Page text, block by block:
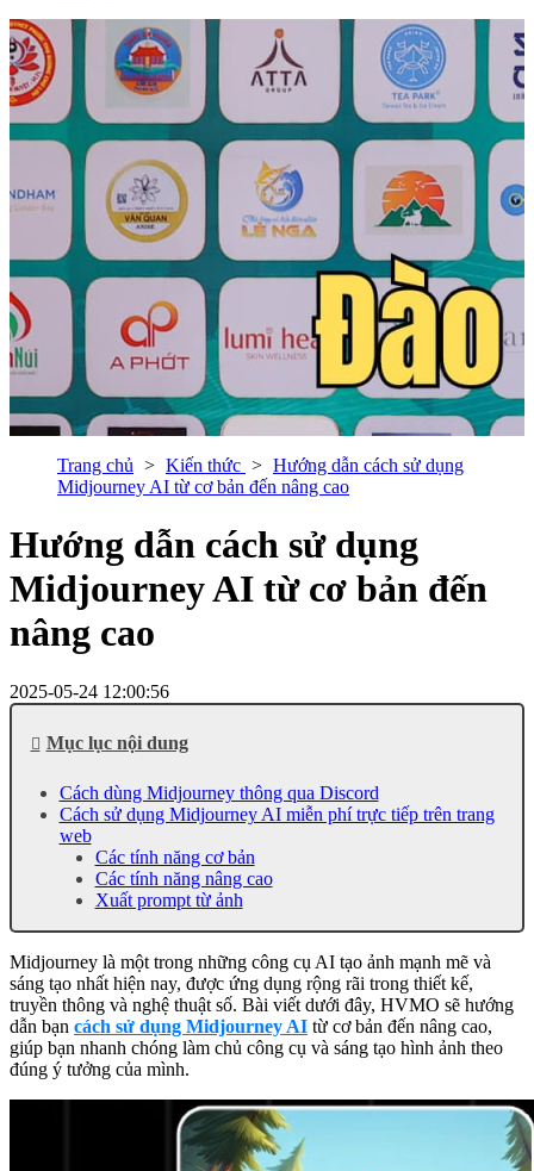
Trang chủ Kiến thức
Hướng dẫn cách sử dụng
Midjourney AI từ cơ bản đến nâng cao
Hướng dẫn cách sử dụng
Midjourney AI từ cơ bản đến
nâng cao
2025-05-24 12:00:56
Mục lục nội dung
Cách dùng Midjourney thông qua Discord
Cách sử dụng Midjourney AI miễn phí trực tiếp trên trang
web
Các tính năng cơ bản
Các tính năng nâng cao
Xuất prompt từ ảnh
Midjourney là một trong những công cụ AI tạo ảnh mạnh mẽ và
sáng tạo nhất hiện nay, được ứng dụng rộng rãi trong thiết kế,
truyền thông và nghệ thuật số. Bài viết dưới đây, HVMO sẽ hướng
dẫn bạn cách sử dụng Midjourney AI từ cơ bản đến nâng cao,
giúp bạn nhanh chóng làm chủ công cụ và sáng tạo hình ảnh theo
đúng ý tưởng của mình.